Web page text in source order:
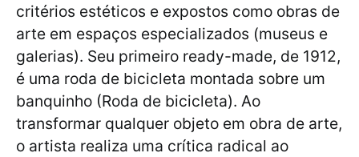
critérios estéticos e expostos como obras de
arte em espaços especializados (museus e
galerias). Seu primeiro ready-made, de 1912,
é uma roda de bicicleta montada sobre um
banquinho (Roda de bicicleta). Ao
transformar qualquer objeto em obra de arte,
o artista realiza uma crítica radical ao